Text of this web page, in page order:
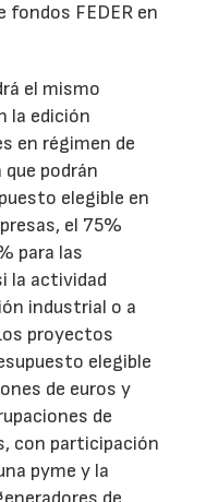
fondos FEDER en
el mismo
la edición
en régimen de
podrán
elegible en
el 75%
para las
la actividad
industrial o a
proyectos
elegible
de euros y
de
con participación
pyme y la